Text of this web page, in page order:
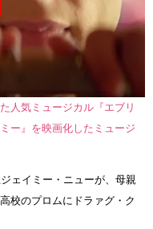
人気ミュージカル『エブリ
ー』を映画化したミュージ
ェイミー・ニューが、母親
校のプロムにドラァグ・ク